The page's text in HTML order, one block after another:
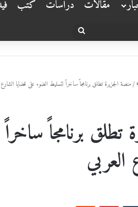
مقالات دراسات كتب
بحث
/منصة الجزيرة تطلق برنامجاً ساخراً لتسليط الضوء على قضايا
تطلق برنامجاً
العربي